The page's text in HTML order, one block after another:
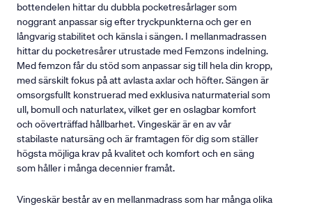
bottendelen hittar du dubbla pocketresårlager som
noggrant anpassar sig efter tryckpunkterna och ger en
långvarig stabilitet och känsla i sängen. I mellanmadrassen
hittar du pocketresårer utrustade med Femzons indelning.
Med femzon får du stöd som anpassar sig till hela din kropp,
med särskilt fokus på att avlasta axlar och höfter. Sängen är
omsorgsfullt konstruerad med exklusiva naturmaterial som
ull, bomull och naturlatex, vilket ger en oslagbar komfort
och oöverträffad hållbarhet. Vingeskär är en av vår
stabilaste natursäng och är framtagen för dig som ställer
högsta möjliga krav på kvalitet och komfort och en säng
som håller i många decennier framåt.
Vingeskär består av en mellanmadrass som har många olika